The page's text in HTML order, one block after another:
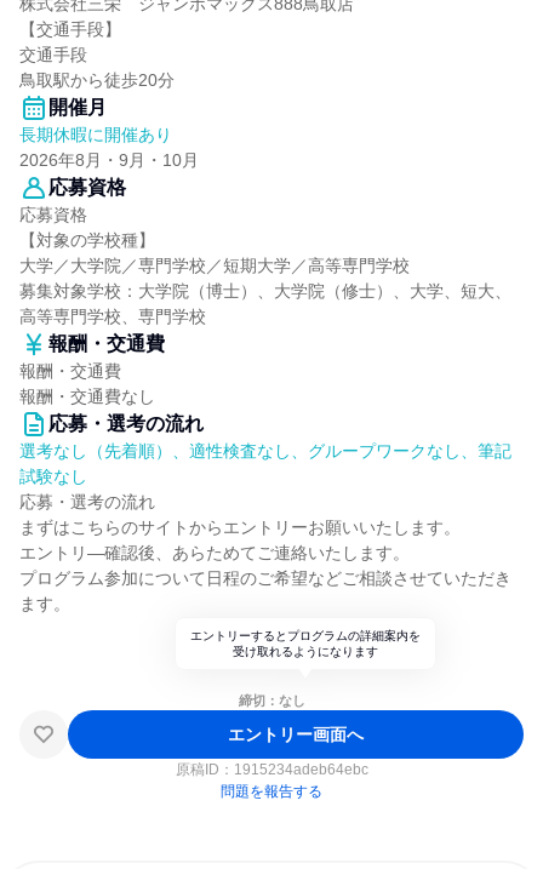
【交通手段】
交通手段
鳥取駅から徒歩20分
開催月
長期休暇に開催あり
2026年8月・9月・10月
応募資格
応募資格
【対象の学校種】
大学／大学院／専門学校／短期大学／高等専門学校
募集対象学校：大学院（博士）、大学院（修士）、大学、短大、
高等専門学校、専門学校
報酬・交通費
報酬・交通費
報酬・交通費なし
応募・選考の流れ
選考なし（先着順）、適性検査なし、グループワークなし、筆記
試験なし
応募・選考の流れ
まずはこちらのサイトからエントリーお願いいたします。
エントリ―確認後、あらためてご連絡いたします。
プログラム参加について日程のご希望などご相談させていただき
ます。
エントリーするとプログラムの詳細案内を
受け取れるようになります
締切：なし
エントリー画面へ
原稿ID： 1915234adeb64ebc
問題を報告する